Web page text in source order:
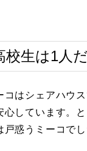
校生は1人
コはシェアハウ
心しています。
戸惑うミーコで